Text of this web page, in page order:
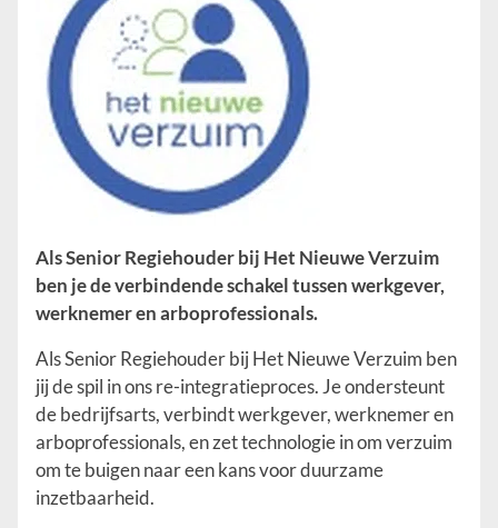
Als Senior Regiehouder bij Het Nieuwe Verzuim
ben je de verbindende schakel tussen werkgever,
werknemer en arboprofessionals.
Als Senior Regiehouder bij Het Nieuwe Verzuim ben
jij de spil in ons re-integratieproces. Je ondersteunt
de bedrijfsarts, verbindt werkgever, werknemer en
arboprofessionals, en zet technologie in om verzuim
om te buigen naar een kans voor duurzame
inzetbaarheid.